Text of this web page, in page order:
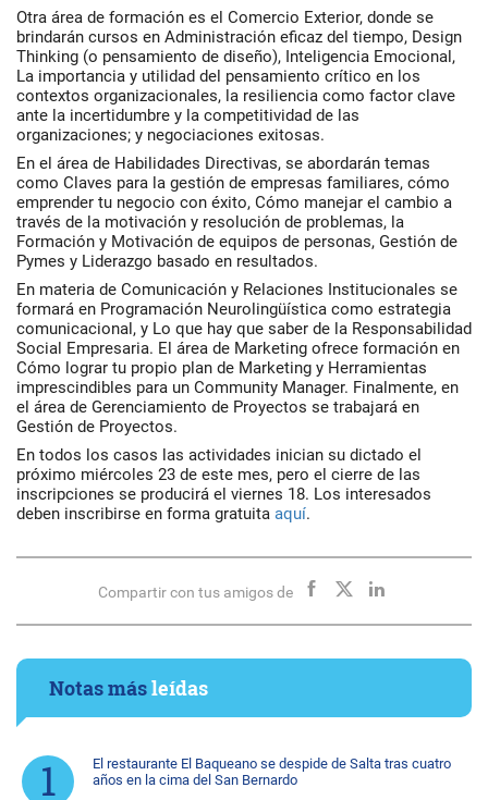
Otra área de formación es el Comercio Exterior, donde se
brindarán cursos en Administración eficaz del tiempo, Design
Thinking (o pensamiento de diseño), Inteligencia Emocional,
La importancia y utilidad del pensamiento crítico en los
contextos organizacionales, la resiliencia como factor clave
ante la incertidumbre y la competitividad de las
organizaciones; y negociaciones exitosas.
En el área de Habilidades Directivas, se abordarán temas
como Claves para la gestión de empresas familiares, cómo
emprender tu negocio con éxito, Cómo manejar el cambio a
través de la motivación y resolución de problemas, la
Formación y Motivación de equipos de personas, Gestión de
Pymes y Liderazgo basado en resultados.
En materia de Comunicación y Relaciones Institucionales se
formará en Programación Neurolingüística como estrategia
comunicacional, y Lo que hay que saber de la Responsabilidad
Social Empresaria. El área de Marketing ofrece formación en
Cómo lograr tu propio plan de Marketing y Herramientas
imprescindibles para un Community Manager. Finalmente, en
el área de Gerenciamiento de Proyectos se trabajará en
Gestión de Proyectos.
En todos los casos las actividades inician su dictado el
próximo miércoles 23 de este mes, pero el cierre de las
inscripciones se producirá el viernes 18. Los interesados
deben inscribirse en forma gratuita aquí.
Compartir con tus amigos de
Notas másleídas
El restaurante El Baqueano se despide de Salta tras cuatro
años en la cima del San Bernardo